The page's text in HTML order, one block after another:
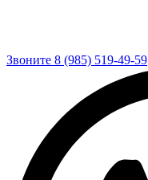
Звоните 8 (985) 519-49-59